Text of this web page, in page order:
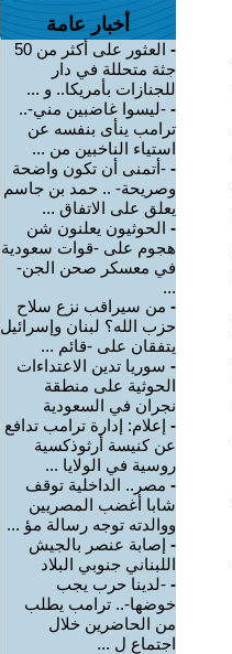
أخبار عامة
-
العثور على أكثر من 50
جثة متحللة في دار
للجنازات بأمريكا.. و ...
- -ليسوا غاضبين مني-..
ترامب ينأى بنفسه عن
استياء الناخبين من ...
- -أتمنى أن تكون واضحة
وصريحة- .. حمد بن جاسم
يعلق على الاتفاق ...
- الحوثيون يعلنون شن
هجوم على -قوات سعودية
في معسكر صحن الجن-
...
- من سيراقب نزع سلاح
حزب الله؟ لبنان وإسرائيل
يتفقان على -قائم ...
- سوريا تدين الاعتداءات
الحوثية على منطقة
نجران في السعودية
- إعلام: إدارة ترامب تدافع
عن كنيسة أرثوذكسية
روسية في الولايا ...
- مصر.. الداخلية توقف
شابا أغضب المصريين
ووالدته توجه رسالة مؤ ...
- إصابة عنصر بالجيش
اللبناني جنوبي البلاد
- -لدينا حرب يجب
خوضها-.. ترامب يطلب
من الحاضرين خلال
اجتماع ل ...